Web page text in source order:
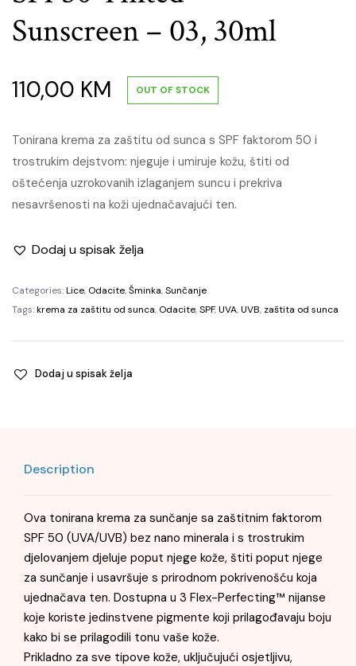
Sunscreen – 03, 30ml
110,00 KM OUT OF STOCK
Tonirana krema za zaštitu od sunca s SPF faktorom 50 i
trostrukim dejstvom: njeguje i umiruje kožu, štiti od
oštećenja uzrokovanih izlaganjem suncu i prekriva
nesavršenosti na koži ujednačavajući ten.
Dodaj u spisak želja
Categories:Lice, Odacite,Šminka,Sunčanje
Tags:krema za zaštitu od sunca, Odacite,SPF,UVA,UVB, zaštita od sunca
Dodaj u spisak želja
Description
Ova tonirana krema za sunčanje sa zaštitnim faktorom
SPF 50 (UVA/UVB) bez nano minerala i s trostrukim
djelovanjem djeluje poput njege kože, štiti poput njege
za sunčanje i usavršuje s prirodnom pokrivenošću koja
ujednačava ten. Dostupna u 3 Flex-Perfecting™ nijanse
koje koriste jedinstvene pigmente koji prilagođavaju boju
kako bi se prilagodili tonu vaše kože.
Prikladno za sve tipove kože, uključujući osjetljivu,